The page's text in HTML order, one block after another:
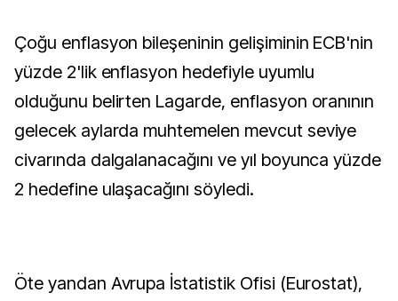
Çoğu enflasyon bileşeninin gelişiminin ECB'nin
yüzde 2'lik enflasyon hedefiyle uyumlu
olduğunu belirten Lagarde, enflasyon oranının
gelecek aylarda muhtemelen mevcut seviye
civarında dalgalanacağını ve yıl boyunca yüzde
2 hedefine ulaşacağını söyledi.
Öte yandan Avrupa İstatistik Ofisi (Eurostat),